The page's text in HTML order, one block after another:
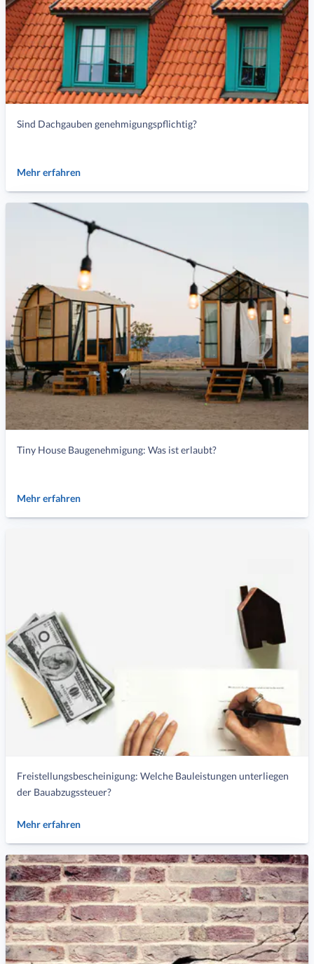
Sind Dachgauben genehmigungspflichtig?
Mehr erfahren
Tiny House Baugenehmigung: Was ist erlaubt?
Mehr erfahren
Freistellungsbescheinigung: Welche Bauleistungen unterliegen
der Bauabzugssteuer?
Mehr erfahren